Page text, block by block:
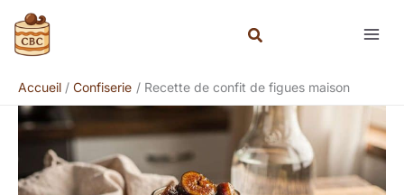
contenu
Accueil
Confiserie Recette de confit de figues maison
Rechercher